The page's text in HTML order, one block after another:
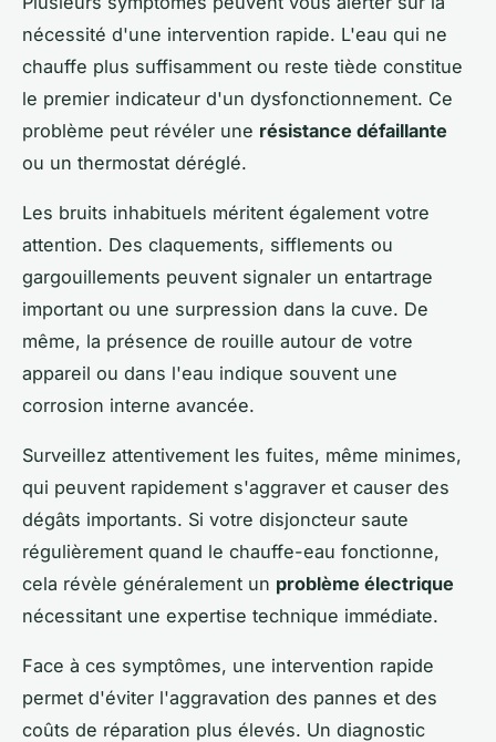
nécessité d'une intervention rapide. L'eau qui ne
chauffe plus suffisamment ou reste tiède constitue
le premier indicateur d'un dysfonctionnement. Ce
problème peut révéler une résistance défaillante
ou un thermostat déréglé.
Les bruits inhabituels méritent également votre
attention. Des claquements, sifflements ou
gargouillements peuvent signaler un entartrage
important ou une surpression dans la cuve. De
même, la présence de rouille autour de votre
appareil ou dans l'eau indique souvent une
corrosion interne avancée.
Surveillez attentivement les fuites, même minimes,
qui peuvent rapidement s'aggraver et causer des
dégâts importants. Si votre disjoncteur saute
régulièrement quand le chauffe-eau fonctionne,
cela révèle généralement un problème électrique
nécessitant une expertise technique immédiate.
Face à ces symptômes, une intervention rapide
permet d'éviter l'aggravation des pannes et des
coûts de réparation plus élevés. Un diagnostic